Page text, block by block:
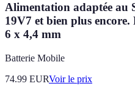
Alimentation adaptée au
19V7 et bien plus
6 x 4,4 mm
Batterie Mobile
74.99 EURVoir le prix